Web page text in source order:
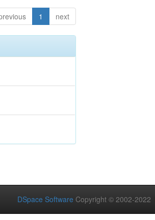
1 next
DSpace Software Copyright © 2002-2022